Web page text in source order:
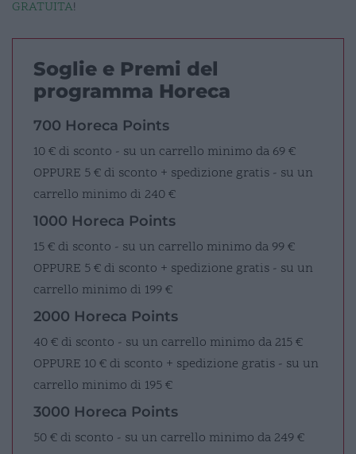
GRATUITA!
Soglie e Premi del
programma Horeca
700 Horeca Points
10 € di sconto - su un carrello minimo da 69 €
OPPURE 5 € di sconto + spedizione gratis - su un
carrello minimo di 240 €
1000 Horeca Points
15 € di sconto - su un carrello minimo da 99 €
OPPURE 5 € di sconto + spedizione gratis - su un
carrello minimo di 199 €
2000 Horeca Points
40 € di sconto - su un carrello minimo da 215 €
OPPURE 10 € di sconto + spedizione gratis - su un
carrello minimo di 195 €
3000 Horeca Points
50 € di sconto - su un carrello minimo da 249 €